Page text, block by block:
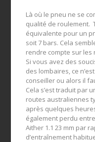
Là où le pneu ne se
qualité de roulement.
équivalente pour un
soit 7 bars. Cela
rendre compte sur
Si vous avez des
des lombaires, ce
conseiller ou alors il
Cela s’est traduit par
routes australiennes
après quelques
également perdu entre
Aither 1.1 23 mm par
d’entraînement